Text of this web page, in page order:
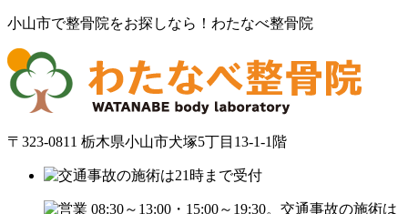
小山市で整骨院をお探しなら！わたなべ整骨院
〒323-0811 栃木県小山市犬塚5丁目13-1-1階